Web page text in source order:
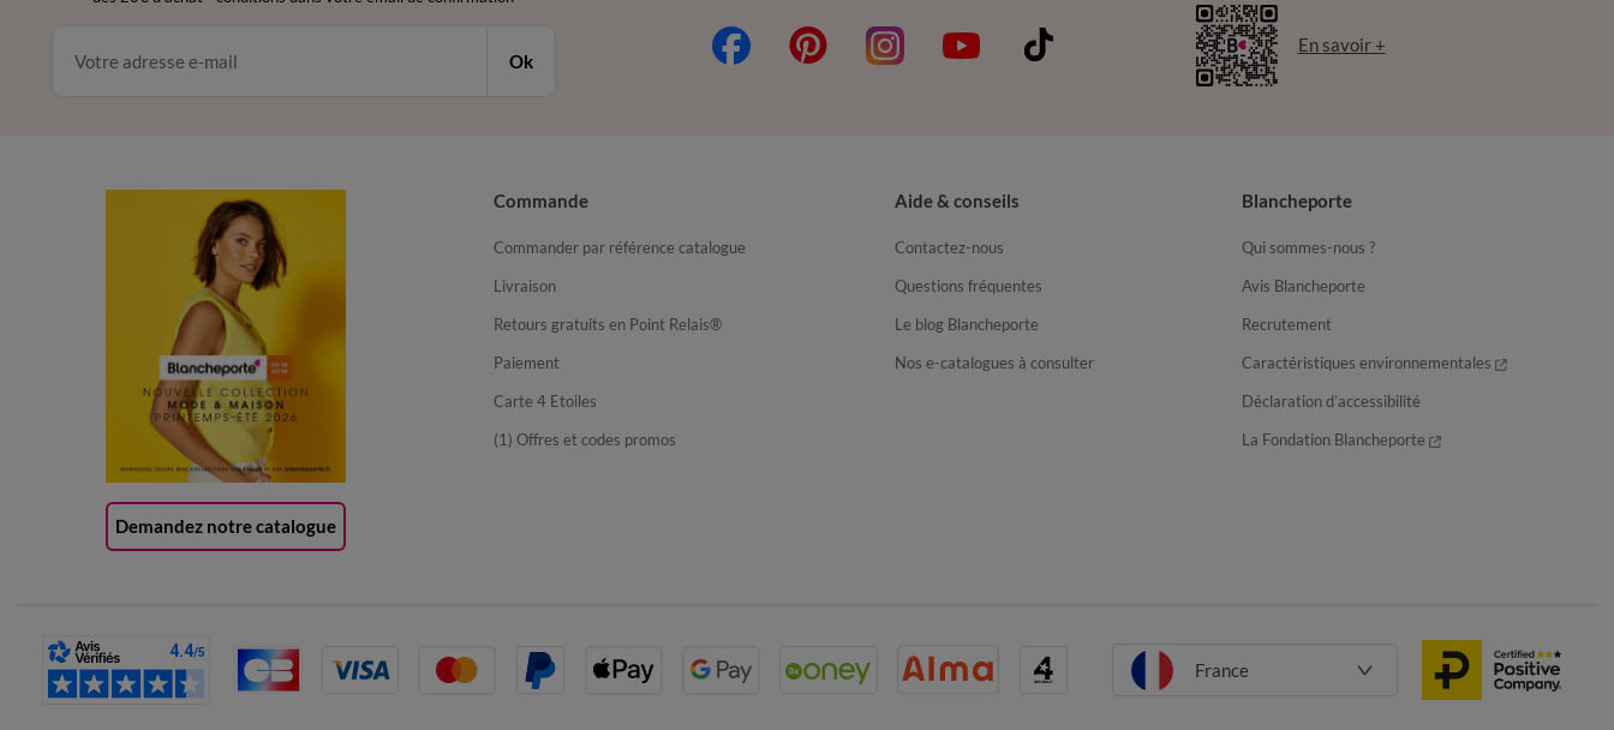
Ok
En savoir +
Demandez notre catalogue
Commande
Commander par référence catalogue
Livraison
Retours gratuits en Point Relais®
Paiement
Carte 4 Etoiles
(1) Offres et codes promos
Aide & conseils
Contactez-nous
Questions fréquentes
Le blog Blancheporte
Nos e-catalogues à consulter
Blancheporte
Qui sommes-nous ?
Avis Blancheporte
Recrutement
Caractéristiques environnementales
Déclaration d’accessibilité
La Fondation Blancheporte
France